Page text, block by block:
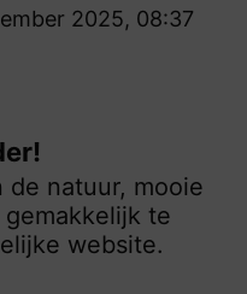
2025, 08:37
de natuur, mooie
te
website.